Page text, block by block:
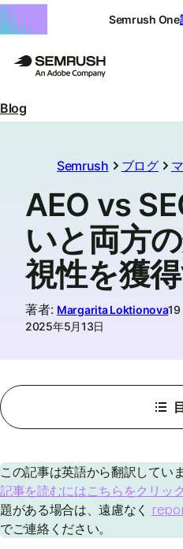
Semrush One
Blog
Semrush ブログ
AEO vs
いと両方
視性を獲
著者: Margarita Loktionova19
2025年5月13日
この記事は英語から翻訳してい
記事を読むにはこちらをクリッ
題がある場合は、遠慮なく
でご連絡ください。